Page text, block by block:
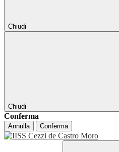
Chiudi
Chiudi
Conferma
Annulla Conferma